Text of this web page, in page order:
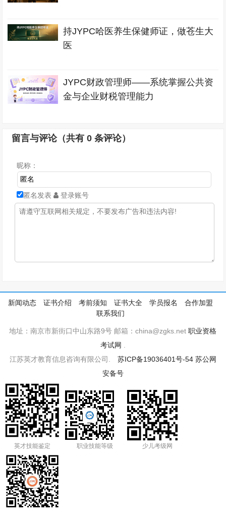
持JYPC哈医养生保健师证，做苍生大
医
JYPC财政管理师——系统掌握公共资
金与企业财税管理能力
留言与评论（共有0 条评论）
昵称：
匿名发表 登录账号
新闻动态 证书介绍 考前须知 证书大全 学员报名
合作加盟
联系我们
地址：南京市新街口中山东路9号 邮箱：china@zgks.net职业资格
考试网
江苏英才教育信息咨询有限公司. 苏ICP备19036401号-54 苏公网
安备号
英才技能鉴定 职业技能等级 少儿考级网